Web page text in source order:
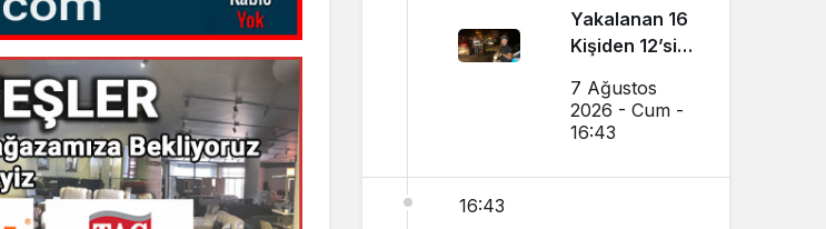
Yakalanan 16
Kişiden 12’si
7 Ağustos
2026 - Cum -
16:43
16:43